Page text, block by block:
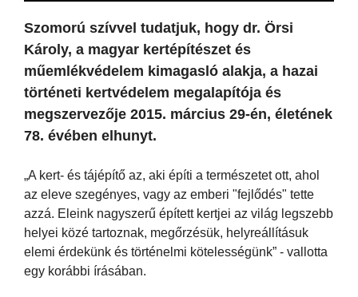
Szomorú szívvel tudatjuk, hogy dr. Örsi
Károly, a magyar kertépítészet és
műemlékvédelem kimagasló alakja, a hazai
történeti kertvédelem megalapítója és
megszervezője 2015. március 29-én, életének
78. évében elhunyt.
„A kert- és tájépítő az, aki építi a természetet ott, ahol
az eleve szegényes, vagy az emberi "fejlődés" tette
azzá. Eleink nagyszerű épített kertjei az világ legszebb
helyei közé tartoznak, megőrzésük, helyreállításuk
elemi érdekünk és történelmi kötelességünk” - vallotta
egy korábbi írásában.